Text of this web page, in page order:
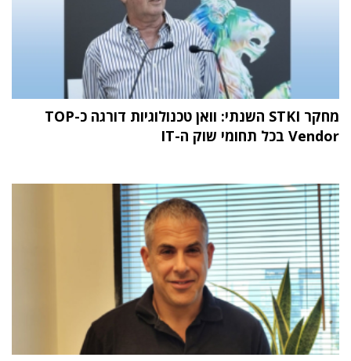
מחקר STKI השנתי: וואן טכנולוגיות דורגה כ-TOP
Vendor בכל תחומי שוק ה-IT